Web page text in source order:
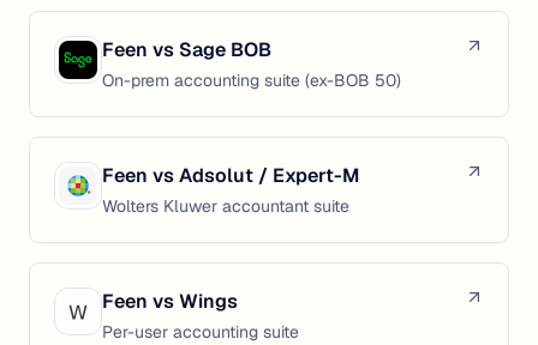
Feen vs Sage BOB
On-prem accounting suite (ex-BOB 50)
Feen vsAdsolut / Expert-M
Wolters Kluwer accountant suite
Feen vsWings
Per-user accounting suite